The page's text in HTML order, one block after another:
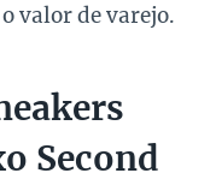
valor de varejo.
Second